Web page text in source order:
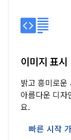
이미지 표시
밝고 흥미로운
아름다운 디자
요.
빠른 시작